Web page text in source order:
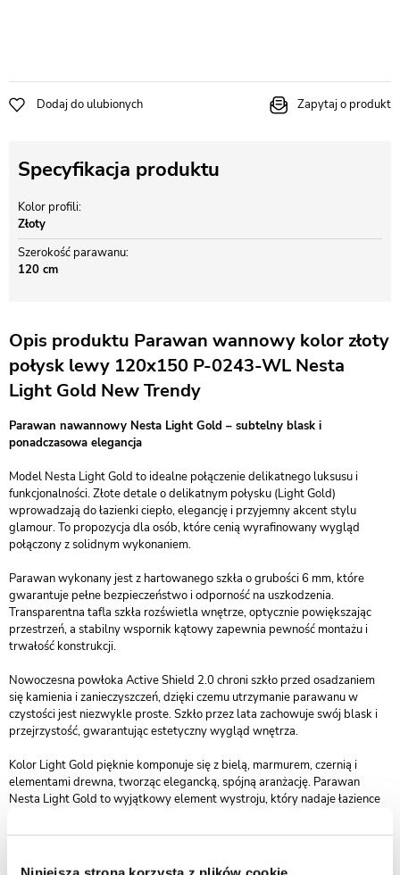
Dodaj do ulubionych Zapytaj o produkt
Specyfikacja produktu
Kolor profili
Złoty
Szerokość parawanu
120 cm
Opis produktu Parawan wannowy kolor złoty
połysk lewy 120x150 P-0243-WL Nesta
Light Gold New Trendy
Parawan nawannowy Nesta Light Gold – subtelny blask i
ponadczasowa elegancja
Model Nesta Light Gold to idealne połączenie delikatnego luksusu i
funkcjonalności. Złote detale o delikatnym połysku (Light Gold)
wprowadzają do łazienki ciepło, elegancję i przyjemny akcent stylu
glamour. To propozycja dla osób, które cenią wyrafinowany wygląd
połączony z solidnym wykonaniem.
Parawan wykonany jest z hartowanego szkła o grubości 6 mm, które
gwarantuje pełne bezpieczeństwo i odporność na uszkodzenia.
Transparentna tafla szkła rozświetla wnętrze, optycznie powiększając
przestrzeń, a stabilny wspornik kątowy zapewnia pewność montażu i
trwałość konstrukcji.
Nowoczesna powłoka Active Shield 2.0 chroni szkło przed osadzaniem
się kamienia i zanieczyszczeń, dzięki czemu utrzymanie parawanu w
czystości jest niezwykle proste. Szkło przez lata zachowuje swój blask i
przejrzystość, gwarantując estetyczny wygląd wnętrza.
Kolor Light Gold pięknie komponuje się z bielą, marmurem, czernią i
elementami drewna, tworząc elegancką, spójną aranżację. Parawan
Nesta Light Gold to wyjątkowy element wystroju, który nadaje łazience
potwierdza jej wysoką jakość wykonania i trwałość. To doskonały wybór